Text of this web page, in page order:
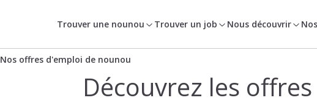
Trouver une nounou Trouver un job Nous découvrir
Nos offres d'emploi de nounou
Découvrez les